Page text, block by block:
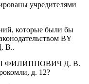
учредителями
которые были бы
BY
В..
ФИЛИППОВИЧ Д. В.
д. 12?